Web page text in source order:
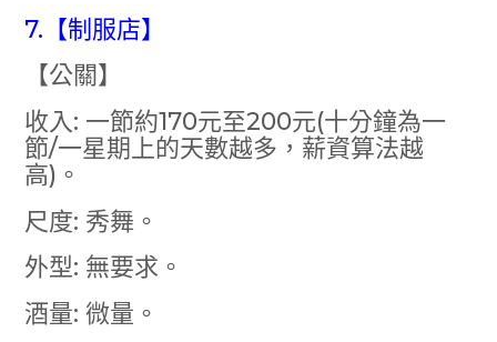
7.【制服店】
【公關】
收入: 一節約170元至200元(十分鐘為一
節/一星期上的天數越多，薪資算法越
高)。
尺度: 秀舞。
外型: 無要求。
酒量: 微量。